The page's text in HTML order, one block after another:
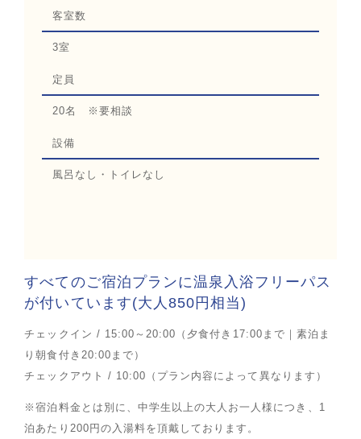
客室数
3室
定員
20名 ※要相談
設備
風呂なし・トイレなし
すべてのご宿泊プランに温泉入浴フリーパス
が付いています(大人850円相当)
チェックイン / 15:00～20:00（夕食付き17:00まで｜素泊ま
り朝食付き20:00まで）
チェックアウト / 10:00（プラン内容によって異なります）
※宿泊料金とは別に、中学生以上の大人お一人様につき、1
泊あたり200円の入湯料を頂戴しております。